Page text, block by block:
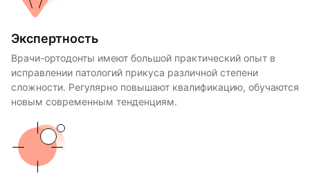
Экспертность
Врачи-ортодонты имеют большой практический опыт в
исправлении патологий прикуса различной степени
сложности. Регулярно повышают квалификацию, обучаются
новым современным тенденциям.